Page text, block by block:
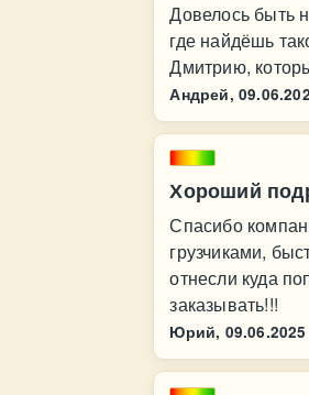
Довелось быть
где найдёшь
Дмитрию,
Андрей,
Хороший
Спасибо
грузчиками,
отнесли куда
заказывать!!!
Юрий, 09.06.2025